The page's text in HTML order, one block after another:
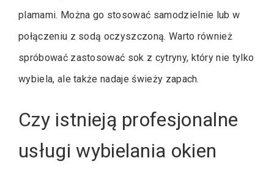
plamami. Można go stosować samodzielnie lub w
połączeniu z sodą oczyszczoną. Warto również
spróbować zastosować sok z cytryny, który nie tylko
wybiela, ale także nadaje świeży zapach.
Czy istnieją profesjonalne
usługi wybielania okien